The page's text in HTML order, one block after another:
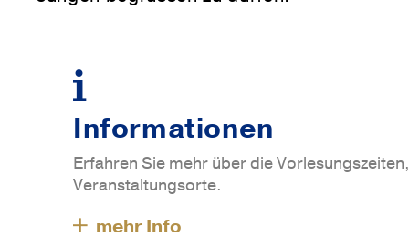
Informationen
Erfahren Sie mehr über die
Veranstaltungsorte.